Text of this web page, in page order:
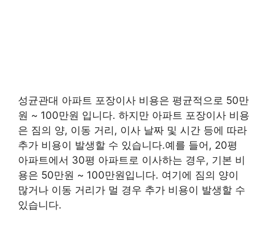
성균관대 아파트 포장이사 비용은 평균적으로 50만
원 ~ 100만원 입니다. 하지만 아파트 포장이사 비용
은 짐의 양, 이동 거리, 이사 날짜 및 시간 등에 따라
추가 비용이 발생할 수 있습니다.예를 들어, 20평
아파트에서 30평 아파트로 이사하는 경우, 기본 비
용은 50만원 ~ 100만원입니다. 여기에 짐의 양이
많거나 이동 거리가 멀 경우 추가 비용이 발생할 수
있습니다.